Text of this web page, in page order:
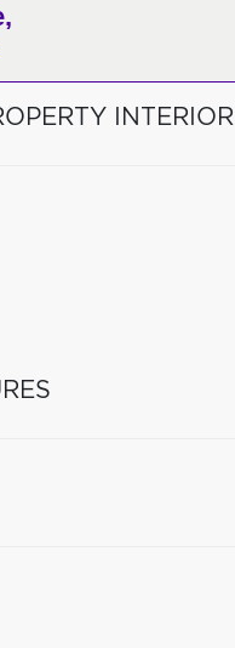
INTERIOR